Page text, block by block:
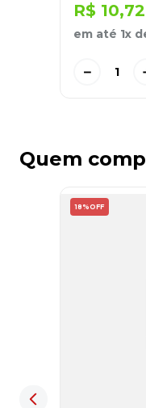
R$ 10,72
em até 1x
－
Quem
18% OFF